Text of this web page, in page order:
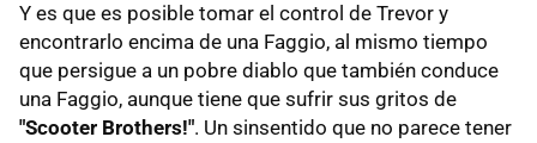
Y es que es posible tomar el control de Trevor y
encontrarlo encima de una Faggio, al mismo tiempo
que persigue a un pobre diablo que también conduce
una Faggio, aunque tiene que sufrir sus gritos de
"Scooter Brothers!". Un sinsentido que no parece tener